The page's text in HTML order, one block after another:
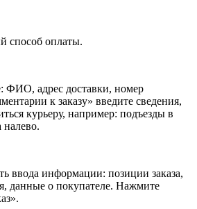
способ оплаты.
ФИО, адрес доставки, номер
к заказу» введите сведения,
курьеру, например: подъезды в
налево.
ввода информации: позиции заказа,
данные о покупателе. Нажмите